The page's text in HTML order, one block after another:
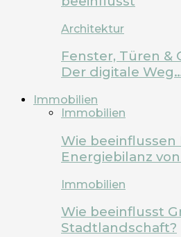
Architektur
Fenster, Türen &
Der digitale
Immobilien
Immobilien
Wie beeinflussen
Energiebilanz
Immobilien
Wie beeinflusst
Stadtlandschaft?